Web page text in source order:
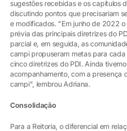
sugestões recebidas e os capítulos
discutindo pontos que precisariam
e modificados. "Em junho de 2022 o
prévia das principais diretrizes do
parcial e, em seguida, as
campi propuseram metas para
cinco diretrizes do PDI. Ainda
acompanhamento, com a presença
campi", lembrou Adriana.
Consolidação
Para a Reitoria, o diferencial em